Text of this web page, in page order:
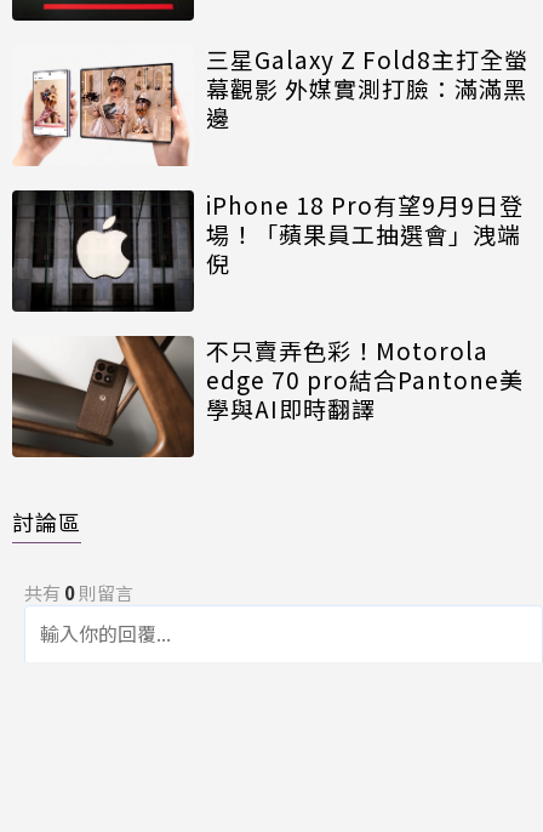
三星Galaxy Z Fold8主打全螢
幕觀影 外媒實測打臉：滿滿黑
邊
iPhone 18 Pro有望9月9日登
場！「蘋果員工抽選會」洩端
倪
不只賣弄色彩！Motorola
edge 70 pro結合Pantone美
學與AI即時翻譯
討論區
共有 0則留言